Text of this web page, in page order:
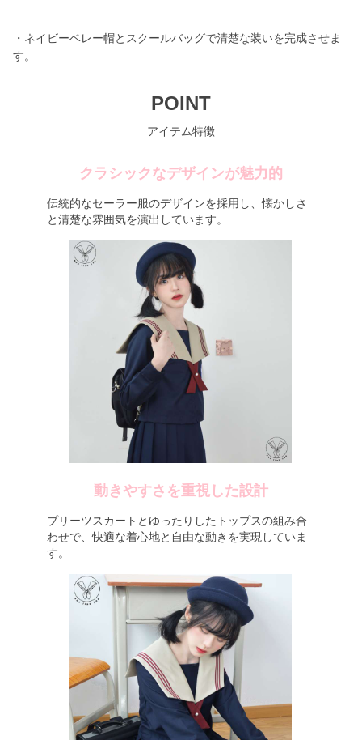
・ネイビーベレー帽とスクールバッグで清楚な装いを完成させま
す。
POINT
アイテム特徴
クラシックなデザインが魅力的
伝統的なセーラー服のデザインを採用し、懐かしさ
と清楚な雰囲気を演出しています。
動きやすさを重視した設計
プリーツスカートとゆったりしたトップスの組み合
わせで、快適な着心地と自由な動きを実現していま
す。